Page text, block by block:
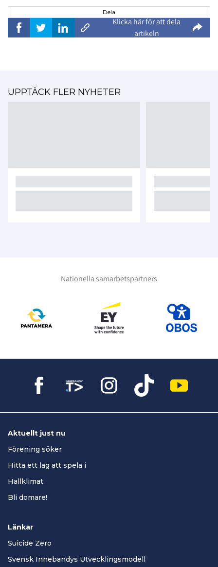
Dela
Klicka här för att dela
artikeln
UPPTÄCK FLER NYHETER
Nationella samarbetspartners
Aktuellt just nu
Förening söker
Hitta ett lag att spela i
Hallklimat
Bli domare!
Länkar
Suicide Zero
Svensk Innebandys Utvecklingsmodell